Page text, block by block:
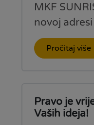
MKF
novoj adresi
Pročitaj više
Pravo je
Vaših ideja!